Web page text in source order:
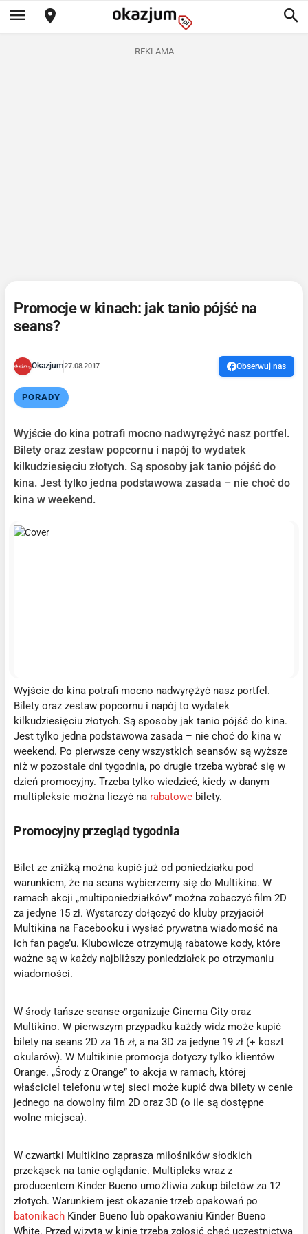
REKLAMA
Promocje w kinach: jak tanio pójść na
seans?
Okazjum27.08.2017 Obserwuj nas
PORADY
Wyjście do kina potrafi mocno nadwyrężyć nasz portfel.
Bilety oraz zestaw popcornu i napój to wydatek
kilkudziesięciu złotych. Są sposoby jak tanio pójść do
kina. Jest tylko jedna podstawowa zasada – nie choć do
kina w weekend.
Wyjście do kina potrafi mocno nadwyrężyć nasz portfel.
Bilety oraz zestaw popcornu i napój to wydatek
kilkudziesięciu złotych. Są sposoby jak tanio pójść do kina.
Jest tylko jedna podstawowa zasada – nie choć do kina w
weekend. Po pierwsze ceny wszystkich seansów są wyższe
niż w pozostałe dni tygodnia, po drugie trzeba wybrać się w
dzień promocyjny. Trzeba tylko wiedzieć, kiedy w danym
multipleksie można liczyć na rabatowe bilety.
Promocyjny przegląd tygodnia
Bilet ze zniżką można kupić już od poniedziałku pod
warunkiem, że na seans wybierzemy się do Multikina. W
ramach akcji „multiponiedziałków” można zobaczyć film 2D
za jedyne 15 zł. Wystarczy dołączyć do kluby przyjaciół
Multikina na Facebooku i wysłać prywatna wiadomość na
ich fan page’u. Klubowicze otrzymują rabatowe kody, które
ważne są w każdy najbliższy poniedziałek po otrzymaniu
wiadomości.
W środy tańsze seanse organizuje Cinema City oraz
Multikino. W pierwszym przypadku każdy widz może kupić
bilety na seans 2D za 16 zł, a na 3D za jedyne 19 zł (+ koszt
okularów). W Multikinie promocja dotyczy tylko klientów
Orange. „Środy z Orange” to akcja w ramach, której
właściciel telefonu w tej sieci może kupić dwa bilety w cenie
jednego na dowolny film 2D oraz 3D (o ile są dostępne
wolne miejsca).
W czwartki Multikino zaprasza miłośników słodkich
przekąsek na tanie oglądanie. Multipleks wraz z
producentem Kinder Bueno umożliwia zakup biletów za 12
złotych. Warunkiem jest okazanie trzeb opakowań po
batonikach Kinder Bueno lub opakowaniu Kinder Bueno
White. Przed wizytą w kinie trzeba zgłosić chęć uczestnictwa